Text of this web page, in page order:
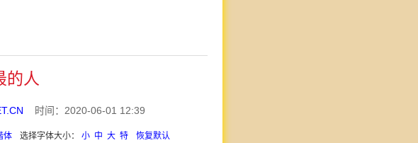
的人
时间：2020-06-01 12:39
体 选择字体大小： 小 中 大 特 恢复默认